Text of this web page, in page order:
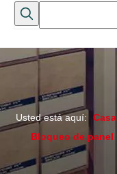
Usted está aquí: Casa
Bloqueo de panel